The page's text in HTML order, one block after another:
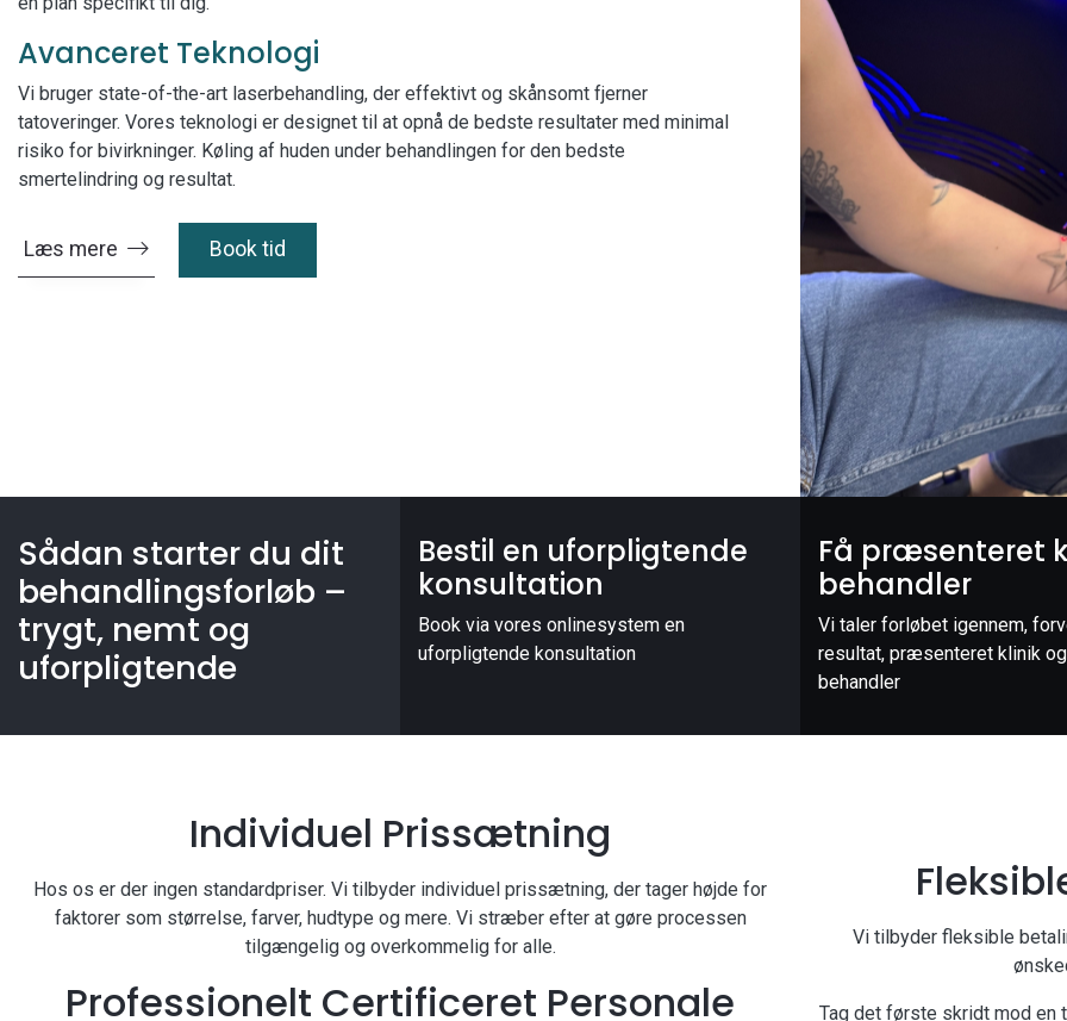
Avanceret Teknologi
Vi bruger state-of-the-art laserbehandling, der effektivt og skånsomt fjerner
tatoveringer. Vores teknologi er designet til at opnå de bedste resultater med minimal
risiko for bivirkninger. Køling af huden under behandlingen for den bedste
smertelindring og resultat.
Læs mere Book tid
Sådan starter du dit
behandlingsforløb –
trygt, nemt og
uforpligtende
Bestil en uforpligtende
konsultation
Book via vores onlinesystem en
uforpligtende konsultation
Få præsenteret
behandler
Vi taler forløbet igennem,
resultat, præsenteret klinik
behandler
Individuel Prissætning
Hos os er der ingen standardpriser. Vi tilbyder individuel prissætning, der tager højde for
faktorer som størrelse, farver, hudtype og mere. Vi stræber efter at gøre processen
tilgængelig og overkommelig for alle.
Professionelt Certificeret Personale
Vi tilbyder fleksible
Tag det første skridt mod en